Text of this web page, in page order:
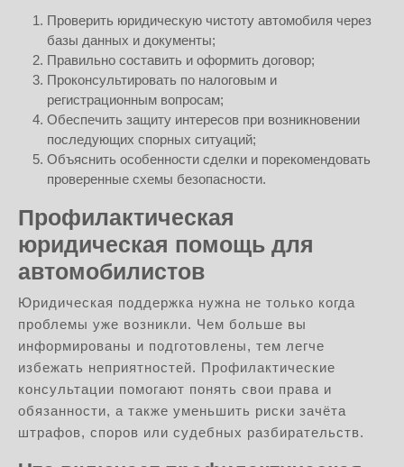
Проверить юридическую чистоту автомобиля через
базы данных и документы;
Правильно составить и оформить договор;
Проконсультировать по налоговым и
регистрационным вопросам;
Обеспечить защиту интересов при возникновении
последующих спорных ситуаций;
Объяснить особенности сделки и порекомендовать
проверенные схемы безопасности.
Профилактическая
юридическая помощь для
автомобилистов
Юридическая поддержка нужна не только когда
проблемы уже возникли. Чем больше вы
информированы и подготовлены, тем легче
избежать неприятностей. Профилактические
консультации помогают понять свои права и
обязанности, а также уменьшить риски зачёта
штрафов, споров или судебных разбирательств.